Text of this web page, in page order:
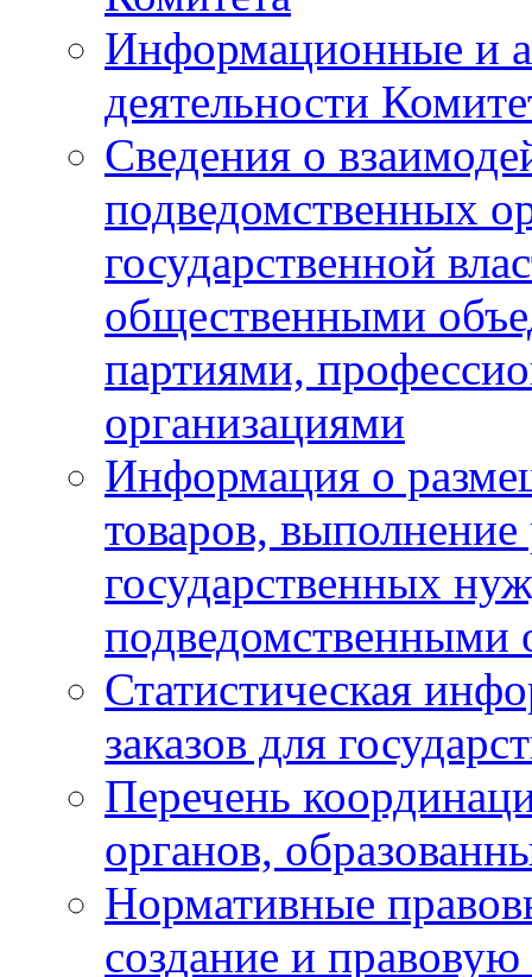
Информационные и
деятельности
Сведения о
подведомственных
государственной
общественными
партиями,
организациями
Информация о
товаров, выполнение
государственных
подведомственными
Статистическая
заказов для
Перечень
органов,
Нормативные
создание и